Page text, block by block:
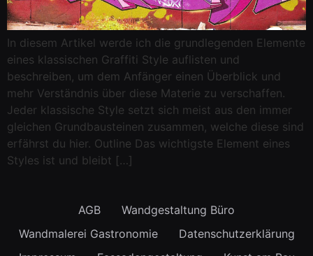
In diesem Artikel werde ich die grundlegenden Elemente
eines klassischen Graffiti Style auflisten und
beschreiben, um dem Anfänger einen Überblick und
mehr Verständnis über diese Materie zu verschaffen.
Jeder klassische Style setzt sich meist aus den immer
gleichen Grundbausteinen zusammen, welche diese sind
erfährst du hier. Outline Das wichtigste Element eines
Styles ist und bleibt […]
AGB
Wandgestaltung Büro
Wandmalerei Gastronomie
Datenschutzerklärung